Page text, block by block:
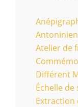
Antoninien
Atelier de
Différent
Échelle de
Extraction